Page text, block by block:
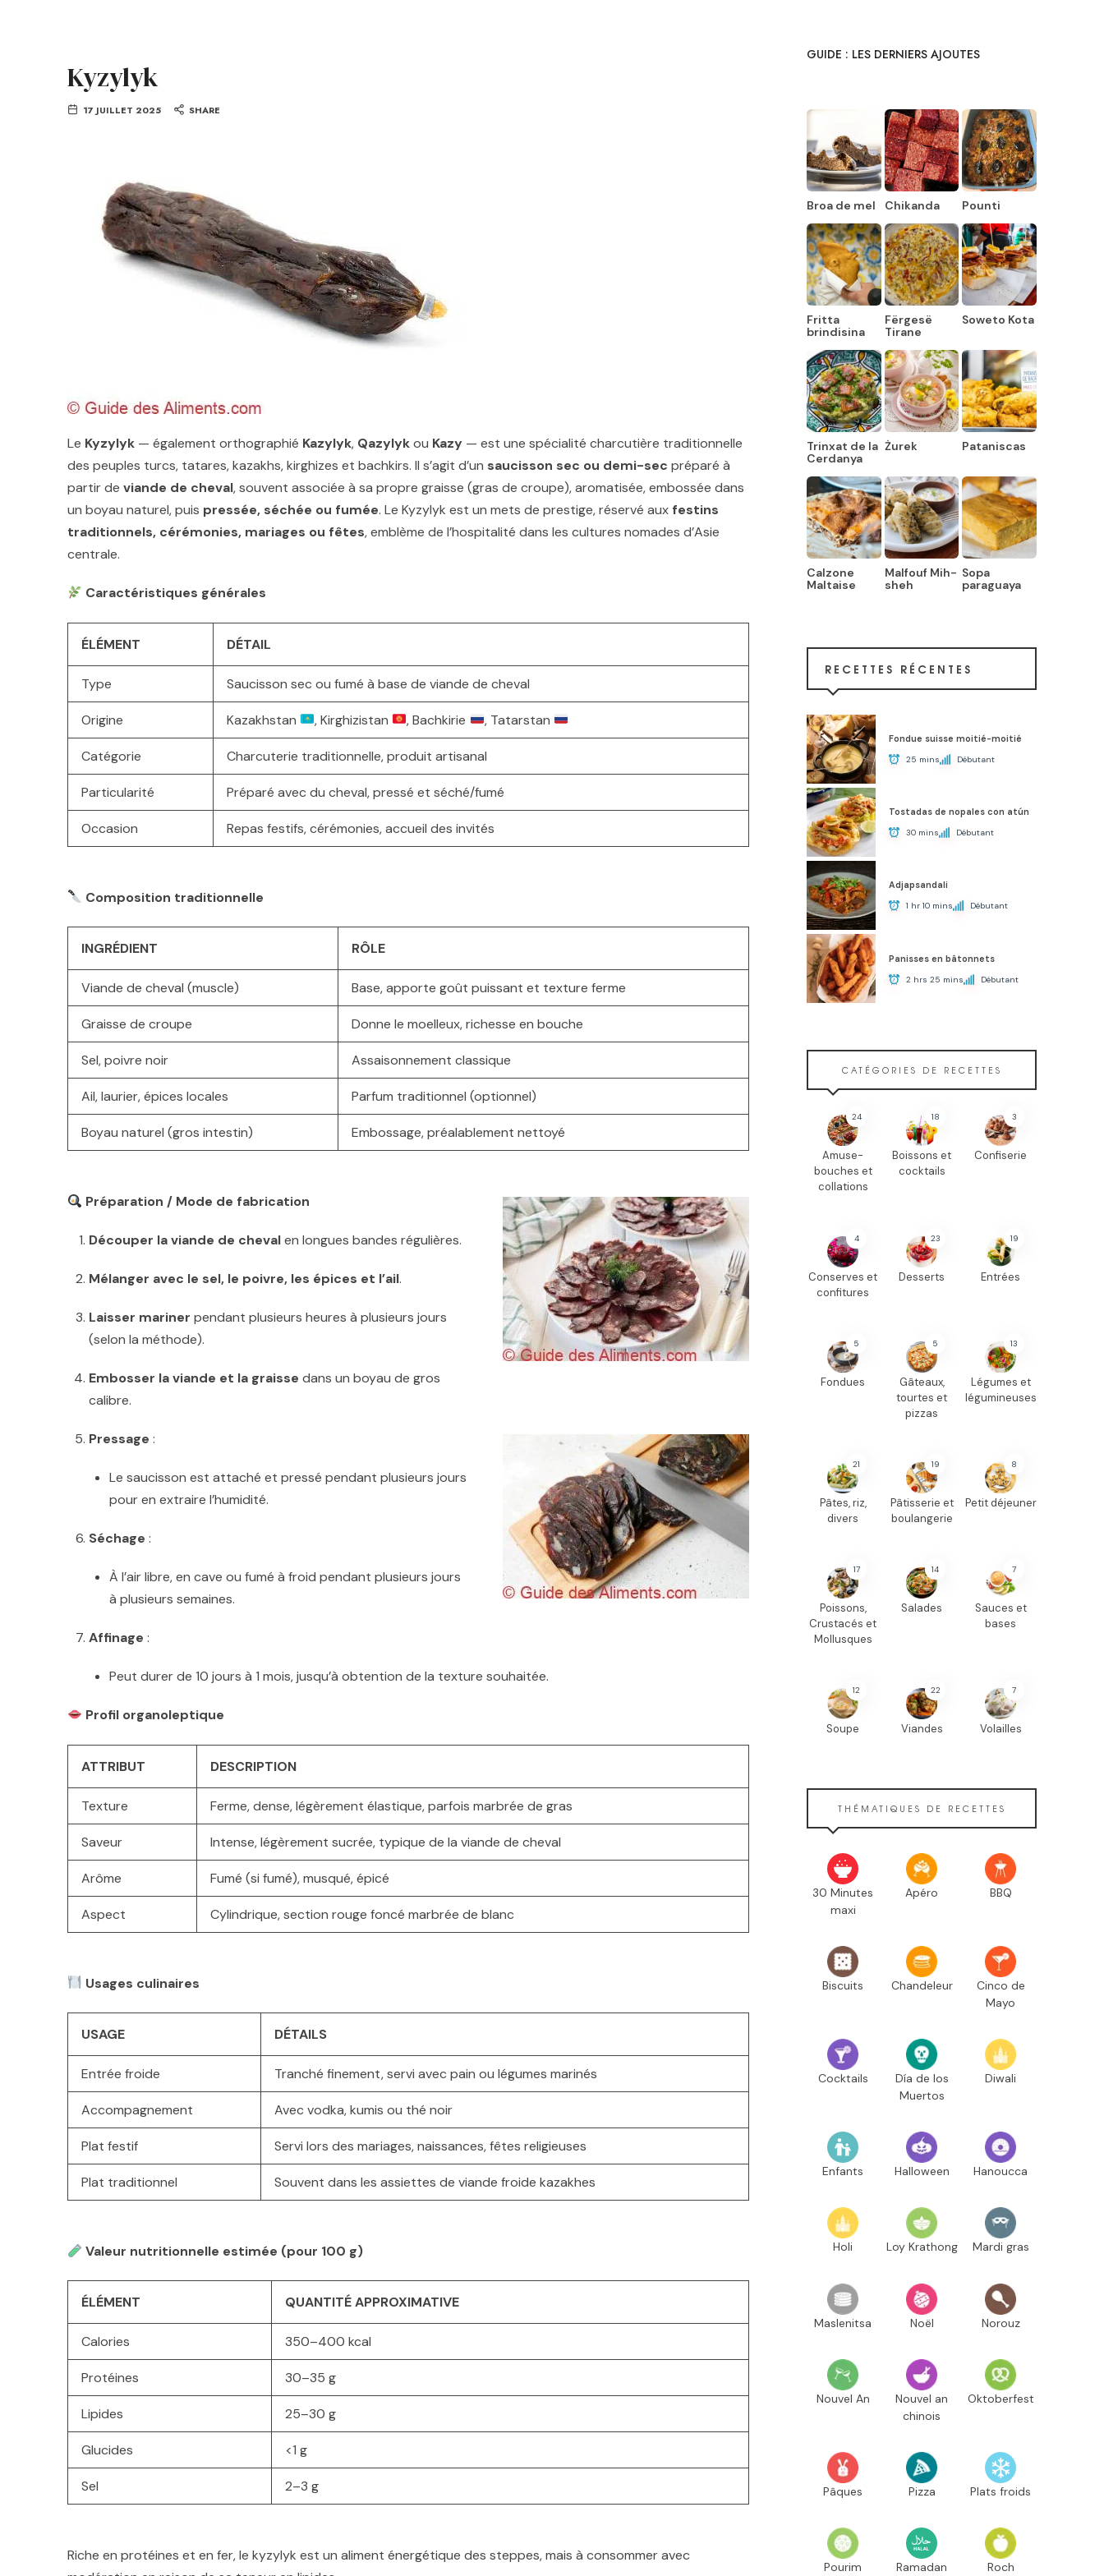
Kyzylyk
17 JUILLET 2025 SHARE
Le Kyzylyk — également orthographié Kazylyk, Qazylykou Kazy — est une spécialité charcutière traditionnelle
des peuples turcs, tatares, kazakhs, kirghizes et bachkirs. Il s’agit d’un saucisson sec ou demi-sec préparé à
partir de viande de cheval, souvent associée à sa propre graisse (gras de croupe), aromatisée, embossée dans
un boyau naturel, puis pressée, séchée ou fumée. Le Kyzylyk est un mets de prestige, réservé aux festins
traditionnels, cérémonies, mariages ou fêtes, emblème de l’hospitalité dans les cultures nomades d’Asie
centrale.
Caractéristiques générales
ÉLÉMENT DÉTAIL
Type Saucisson sec ou fumé à base de viande de cheval
Origine Kazakhstan , Kirghizistan , Bachkirie , Tatarstan
Catégorie Charcuterie traditionnelle, produit artisanal
Particularité Préparé avec du cheval, pressé et séché/fumé
Occasion Repas festifs, cérémonies, accueil des invités
Composition traditionnelle
INGRÉDIENT RÔLE
Viande de cheval (muscle) Base, apporte goût puissant et texture ferme
Graisse de croupe Donne le moelleux, richesse en bouche
Sel, poivre noir Assaisonnement classique
Ail, laurier, épices locales Parfum traditionnel (optionnel)
Boyau naturel (gros intestin) Embossage, préalablement nettoyé
Préparation / Mode de fabrication
Découper la viande de chevalen longues bandes régulières.
Mélanger avec le sel, le poivre, les épices et l’ail.
Laisser mariner pendant plusieurs heures à plusieurs jours
(selon la méthode).
Embosser la viande et la graisse dans un boyau de gros
calibre.
Pressage :
Le saucisson est attaché et pressé pendant plusieurs jours
pour en extraire l’humidité.
Séchage :
À l’air libre, en cave ou fumé à froid pendant plusieurs jours
à plusieurs semaines.
Affinage :
Peut durer de 10 jours à 1 mois, jusqu’à obtention de la texture souhaitée.
Profil organoleptique
ATTRIBUT DESCRIPTION
Texture Ferme, dense, légèrement élastique, parfois marbrée de gras
Saveur Intense, légèrement sucrée, typique de la viande de cheval
Arôme Fumé (si fumé), musqué, épicé
Aspect Cylindrique, section rouge foncé marbrée de blanc
Usages culinaires
USAGE DÉTAILS
Entrée froide Tranché finement, servi avec pain ou légumes marinés
Accompagnement Avec vodka, kumis ou thé noir
Plat festif Servi lors des mariages, naissances, fêtes religieuses
Plat traditionnel Souvent dans les assiettes de viande froide kazakhes
Valeur nutritionnelle estimée (pour 100 g)
ÉLÉMENT QUANTITÉ APPROXIMATIVE
Calories 350–400 kcal
Protéines 30–35 g
Lipides 25–30 g
Glucides <1 g
Sel 2–3 g
Riche en protéines et en fer, le kyzylyk est un aliment énergétique des steppes, mais à consommer avec
GUIDE : LES DERNIERS AJOUTES
Broa de mel Chikanda Pounti
Fritta
brindisina
Fërgesë
Tirane
Soweto Kota
Trinxat de la
Cerdanya
Żurek Pataniscas
Calzone
Maltaise
Malfouf Mih-
sheh
Sopa
paraguaya
RECETTES RÉCENTES
Fondue suisse moitié-moitié
25 mins Débutant
Tostadas de nopales con atún
30 mins Débutant
Adjapsandali
1 hr 10 mins Débutant
Panisses en bâtonnets
2 hrs 25 mins Débutant
CATÉGORIES DE RECETTES
24
Amuse-
bouches et
collations
18
Boissons et
cocktails
3
Confiserie
4
Conserves et
confitures
23
Desserts
19
Entrées
5
Fondues
5
Gâteaux,
tourtes et
pizzas
13
Légumes et
légumineuses
21
Pâtes, riz,
divers
19
Pâtisserie et
boulangerie
8
Petit déjeuner
17
Poissons,
Crustacés et
Mollusques
14
Salades
7
Sauces et
bases
12
Soupe
22
Viandes
7
Volailles
THÉMATIQUES DE RECETTES
30 Minutes
maxi
Apéro BBQ
Biscuits Chandeleur
Cinco de
Mayo
Cocktails
Día de los
Muertos
Diwali
Enfants Halloween Hanoucca
Holi Loy Krathong Mardi gras
Maslenitsa Noël Norouz
Nouvel An
Nouvel an
chinois
Oktoberfest
Pâques Pizza Plats froids
Pourim Ramadan Roch